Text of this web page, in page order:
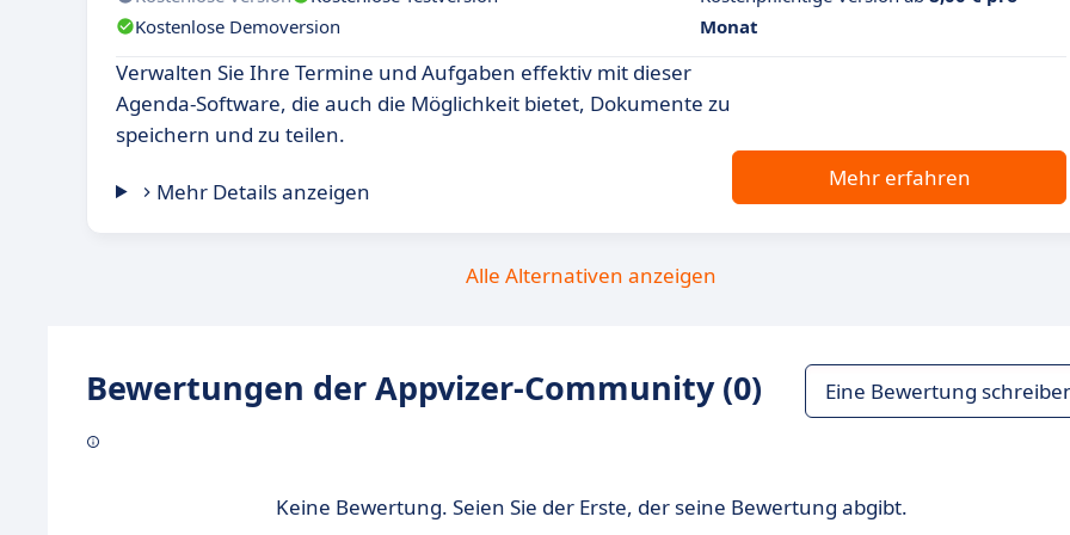
Kostenlose Demoversion
Monat
Verwalten Sie Ihre Termine und Aufgaben effektiv mit dieser
Agenda-Software, die auch die Möglichkeit bietet, Dokumente zu
speichern und zu teilen.
Mehr Details anzeigen
Mehr erfahren
Alle Alternativen anzeigen
Bewertungen der Appvizer-Community (0) Eine Bewertung
Keine Bewertung. Seien Sie der Erste, der seine Bewertung abgibt.